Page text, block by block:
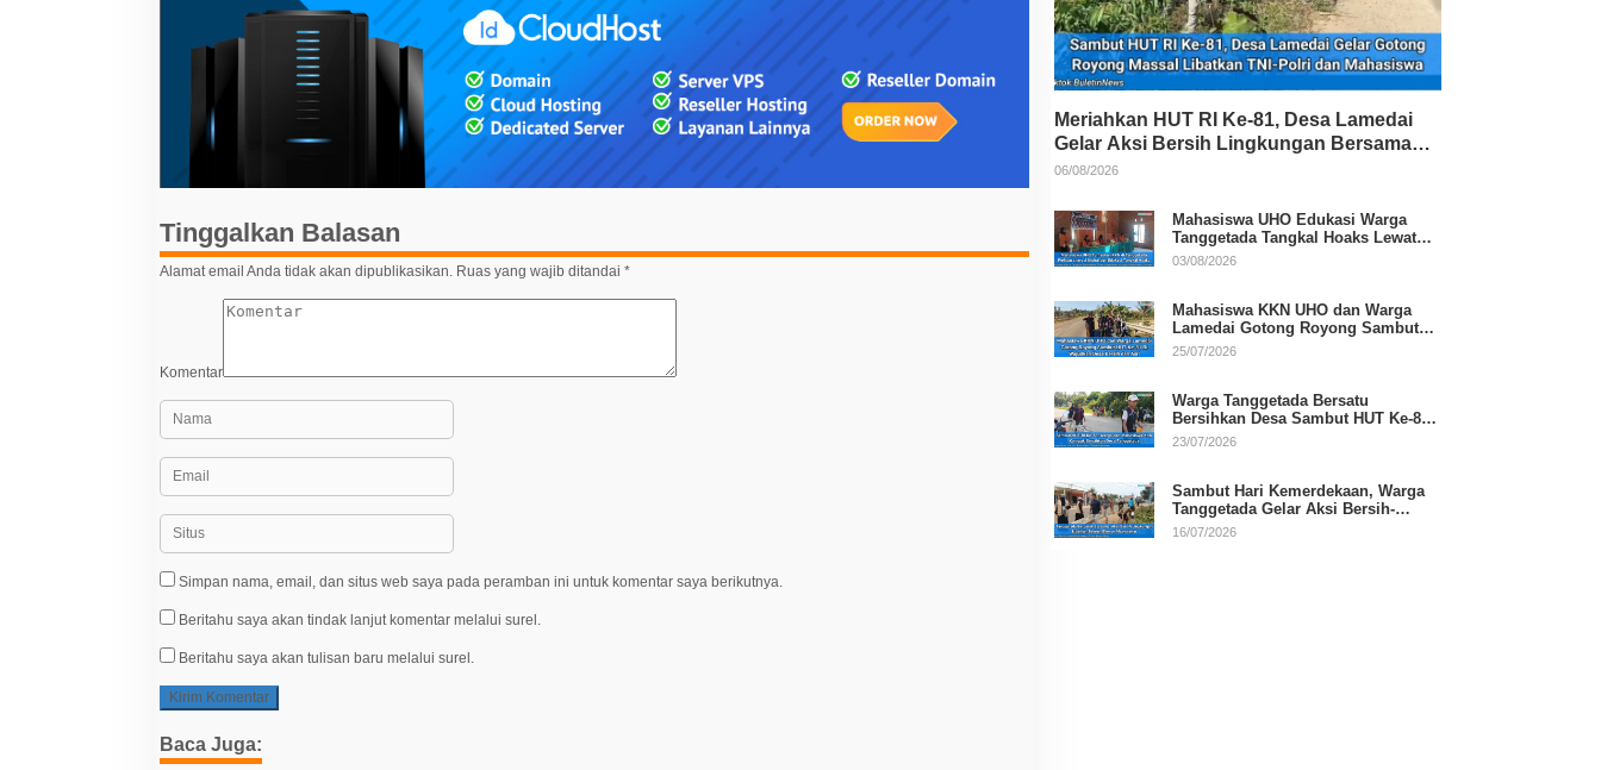
g
a
Tinggalkan Balasan
Alamat email Anda tidak akan dipublikasikan. Ruas yang wajib ditandai *
Komentar
Simpan nama, email, dan situs web saya pada peramban ini untuk komentar saya berikutnya.
Beritahu saya akan tindak lanjut komentar melalui surel.
Beritahu saya akan tulisan baru melalui surel.
Baca Juga:
Meriahkan HUT RI Ke-81, Desa Lamedai
Gelar Aksi Bersih Lingkungan Bersama
TNI-Polri
06/08/2026
Mahasiswa UHO Edukasi Warga
Tanggetada Tangkal Hoaks Lewat
Program Literasi
03/08/2026
Mahasiswa KKN UHO dan Warga
Lamedai Gotong Royong Sambut
HUT Ke-81 RI
25/07/2026
Warga Tanggetada Bersatu
Bersihkan Desa Sambut HUT Ke-81
RI
23/07/2026
Sambut Hari Kemerdekaan, Warga
Tanggetada Gelar Aksi Bersih-
Bersih Desa
16/07/2026